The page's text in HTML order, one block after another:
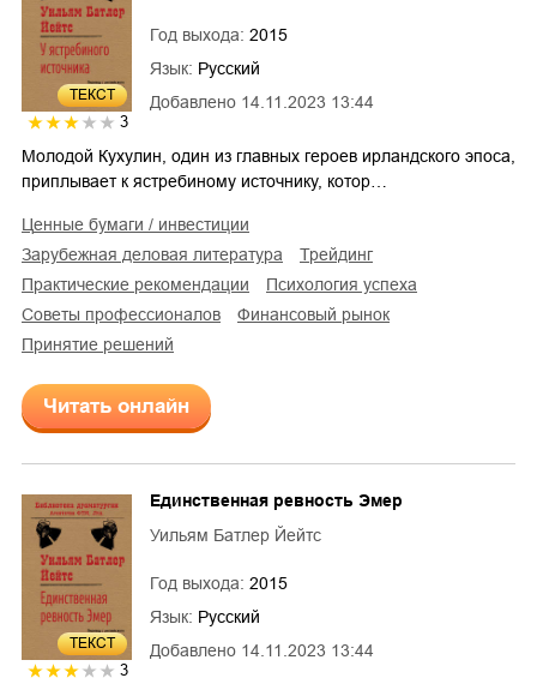
ТЕКСТ
3
Добавлено 14.11.2023 13:44
Год выхода: 2015
Язык: Русский
Молодой Кухулин, один из главных героев ирландского эпоса,
приплывает к ястребиному источнику, котор…
ценные бумаги / инвестиции
зарубежная деловая литература
трейдинг
практические рекомендации
психология успеха
советы профессионалов
финансовый рынок
принятие решений
Читать онлайн
ТЕКСТ
3
Добавлено 14.11.2023 13:44
Единственная ревность Эмер
Уильям Батлер Йейтс
Год выхода: 2015
Язык: Русский